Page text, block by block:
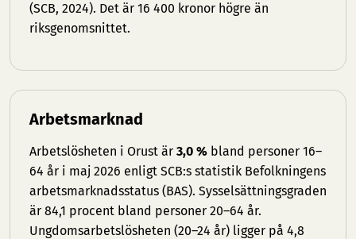
(SCB, 2024). Det är 16 400 kronor högre än
riksgenomsnittet.
Arbetsmarknad
Arbetslösheten i Orust är 3,0 % bland personer 16–
64 år i maj 2026 enligt SCB:s statistik Befolkningens
arbetsmarknadsstatus (BAS). Sysselsättningsgraden
är 84,1 procent bland personer 20–64 år.
Ungdomsarbetslösheten (20–24 år) ligger på 4,8